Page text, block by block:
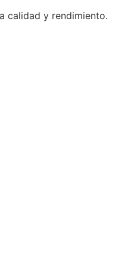
calidad y rendimiento.